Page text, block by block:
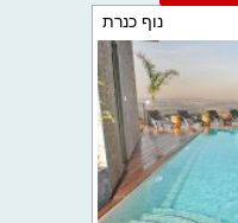
נוף כנרת